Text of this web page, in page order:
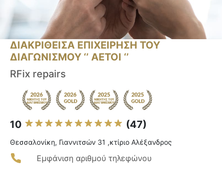
ΔΙΑΚΡΙΘΕΙΣΑ ΕΠΙΧΕΙΡΗΣΗ ΤΟΥ
ΔΙΑΓΩΝΙΣΜΟΥ ‘’ ΑΕΤΟΙ ‘’
RFix repairs
10 (47)
Θεσσαλονίκη, Γιαννιτσών 31 ,κτίριο Αλέξανδρος
Εμφάνιση αριθμού τηλεφώνου